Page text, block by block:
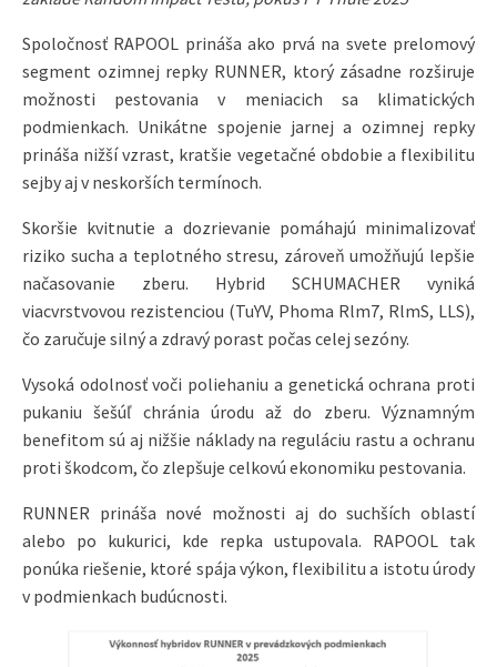
Spoločnosť RAPOOL prináša ako prvá na svete prelomový
segment ozimnej repky RUNNER, ktorý zásadne rozširuje
možnosti pestovania v meniacich sa klimatických
podmienkach. Unikátne spojenie jarnej a ozimnej repky
prináša nižší vzrast, kratšie vegetačné obdobie a flexibilitu
sejby aj v neskorších termínoch.
Skoršie kvitnutie a dozrievanie pomáhajú minimalizovať
riziko sucha a teplotného stresu, zároveň umožňujú lepšie
načasovanie zberu. Hybrid SCHUMACHER vyniká
viacvrstvovou rezistenciou (TuYV, Phoma Rlm7, RlmS, LLS),
čo zaručuje silný a zdravý porast počas celej sezóny.
Vysoká odolnosť voči poliehaniu a genetická ochrana proti
pukaniu šešúľ chránia úrodu až do zberu. Významným
benefitom sú aj nižšie náklady na reguláciu rastu a ochranu
proti škodcom, čo zlepšuje celkovú ekonomiku pestovania.
RUNNER prináša nové možnosti aj do suchších oblastí
alebo po kukurici, kde repka ustupovala. RAPOOL tak
ponúka riešenie, ktoré spája výkon, flexibilitu a istotu úrody
v podmienkach budúcnosti.